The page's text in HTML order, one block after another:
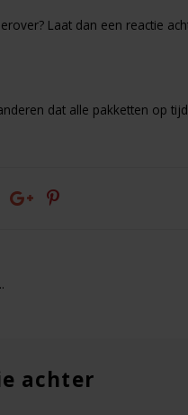
Laat dan een reactie
dat alle pakketten op
achter